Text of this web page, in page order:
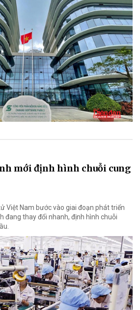
mới định hình chuỗi cung
Việt Nam bước vào giai đoạn phát triển
đang thay đổi nhanh, định hình chuỗi